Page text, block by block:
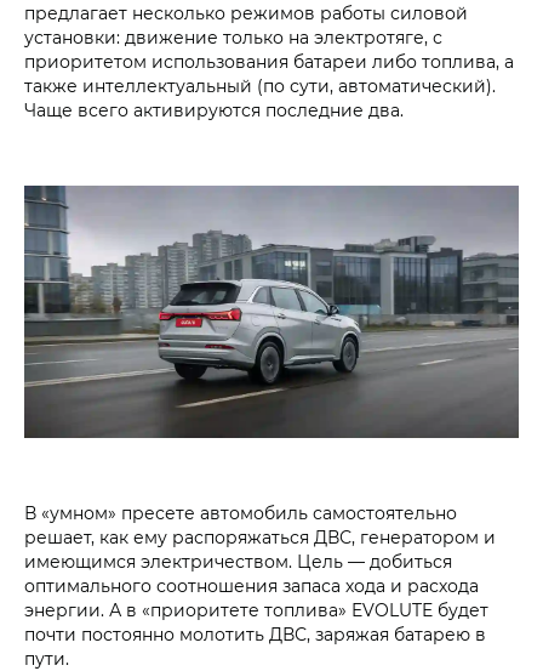
предлагает несколько режимов работы силовой
установки: движение только на электротяге, с
приоритетом использования батареи либо топлива, а
также интеллектуальный (по сути, автоматический).
Чаще всего активируются последние два.
В «умном» пресете автомобиль самостоятельно
решает, как ему распоряжаться ДВС, генератором и
имеющимся электричеством. Цель — добиться
оптимального соотношения запаса хода и расхода
энергии. А в «приоритете топлива» EVOLUTE будет
почти постоянно молотить ДВС, заряжая батарею в
пути.